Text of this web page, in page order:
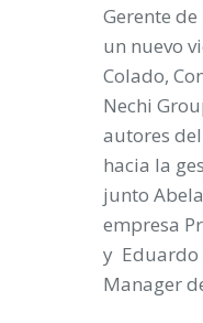
Gerente
un nuevo
Colado,
Nechi
autores
hacia la
junto
empresa
y Eduardo
Manager